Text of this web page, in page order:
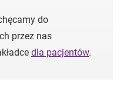
do
przez nas
dla pacjentów.